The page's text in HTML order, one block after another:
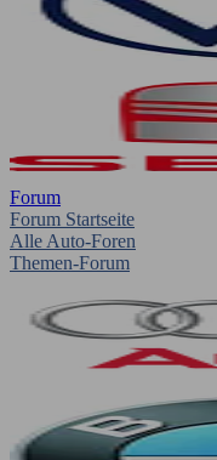
Forum
Forum Startseite
Alle Auto-Foren
Themen-Forum